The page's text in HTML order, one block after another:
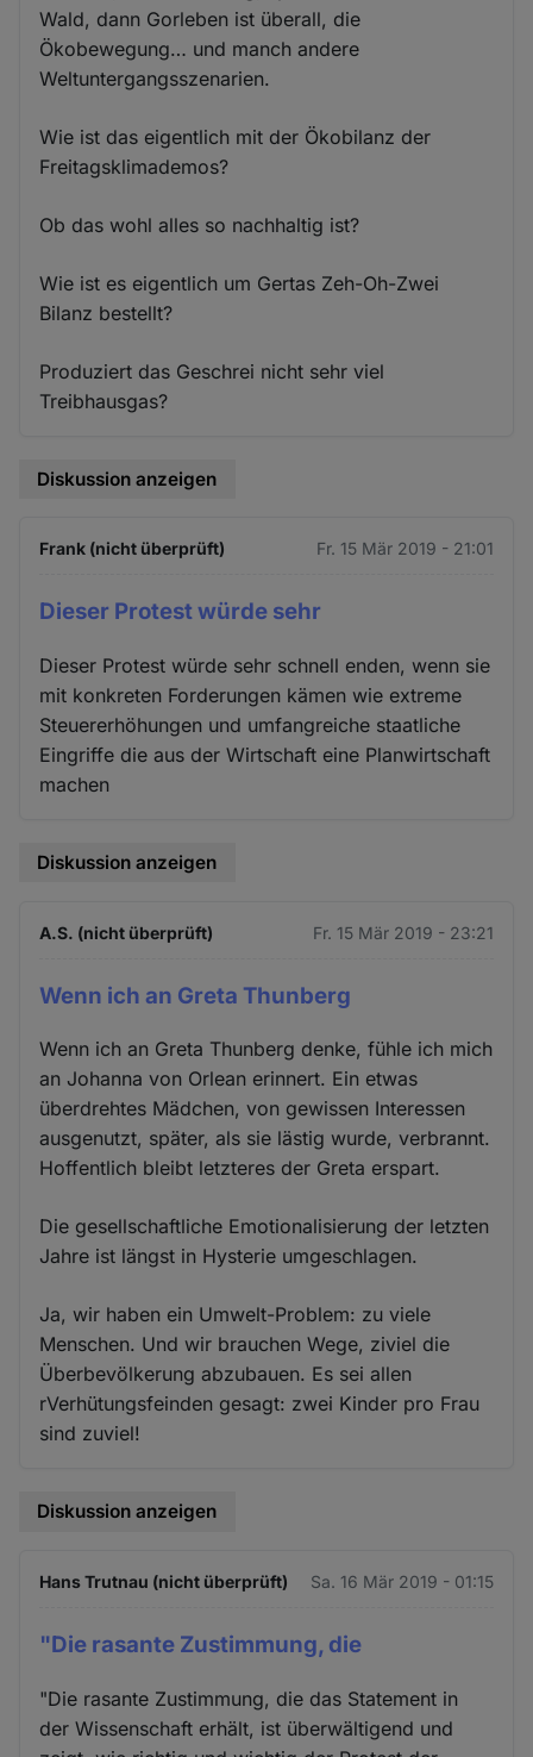
Wald, dann Gorleben ist überall, die
Ökobewegung… und manch andere
Weltuntergangsszenarien.
Wie ist das eigentlich mit der Ökobilanz der
Freitagsklimademos?
Ob das wohl alles so nachhaltig ist?
Wie ist es eigentlich um Gertas Zeh-Oh-Zwei
Bilanz bestellt?
Produziert das Geschrei nicht sehr viel
Treibhausgas?
Diskussion anzeigen
Frank (nicht überprüft) Fr. 15 Mär 2019 - 21:01
Dieser Protest würde sehr
Dieser Protest würde sehr schnell enden, wenn sie
mit konkreten Forderungen kämen wie extreme
Steuererhöhungen und umfangreiche staatliche
Eingriffe die aus der Wirtschaft eine Planwirtschaft
machen
Diskussion anzeigen
A.S. (nicht überprüft) Fr. 15 Mär 2019 - 23:21
Wenn ich an Greta Thunberg
Wenn ich an Greta Thunberg denke, fühle ich mich
an Johanna von Orlean erinnert. Ein etwas
überdrehtes Mädchen, von gewissen Interessen
ausgenutzt, später, als sie lästig wurde, verbrannt.
Hoffentlich bleibt letzteres der Greta erspart.
Die gesellschaftliche Emotionalisierung der letzten
Jahre ist längst in Hysterie umgeschlagen.
Ja, wir haben ein Umwelt-Problem: zu viele
Menschen. Und wir brauchen Wege, ziviel die
Überbevölkerung abzubauen. Es sei allen
rVerhütungsfeinden gesagt: zwei Kinder pro Frau
sind zuviel!
Diskussion anzeigen
Hans Trutnau (nicht überprüft) Sa. 16 Mär 2019 - 01:15
"Die rasante Zustimmung, die
"Die rasante Zustimmung, die das Statement in
der Wissenschaft erhält, ist überwältigend und